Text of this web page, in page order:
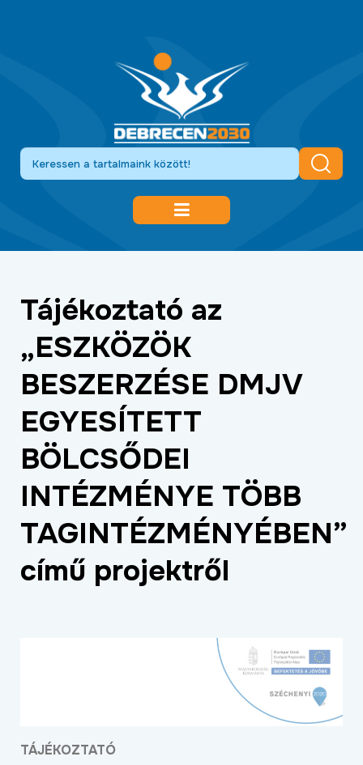
KÖZLEKEDÉSFEJLESZTÉS
KULTÚRA
ÉLETMINŐSÉG
PROJEKTEK
ÖSSZES PROJEKT
Tájékoztató az
„ESZKÖZÖK
BESZERZÉSE DMJV
EGYESÍTETT
BÖLCSŐDEI
INTÉZMÉNYE TÖBB
TAGINTÉZMÉNYÉBEN”
című projektről
TÁJÉKOZTATÓ